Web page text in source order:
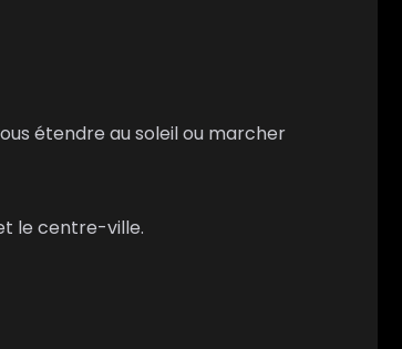
étendre au soleil ou marcher
le centre-ville.